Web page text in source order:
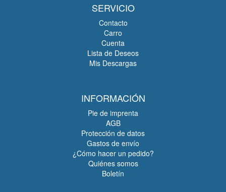
SERVICIO
Contacto
Carro
Cuenta
Lista de Deseos
Mis Descargas
INFORMACIÓN
Pie de imprenta
AGB
Protección de datos
Gastos de envío
¿Cómo hacer un pedido?
Quiénes somos
Boletín